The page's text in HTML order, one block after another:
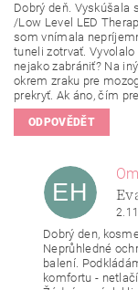
Dobrý deň. Vyskúšala
/Low Level LED
som vnímala
tuneli zotrvať.
nejako zabrániť? Na
okrem zraku pre
prekryť. Ak áno, čím
ODPOVĚDĚT
EH
Dobrý den,
Neprůhledné
balení.
komfortu -